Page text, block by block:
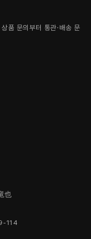
품 문의부터 통관·배송 문
也
114